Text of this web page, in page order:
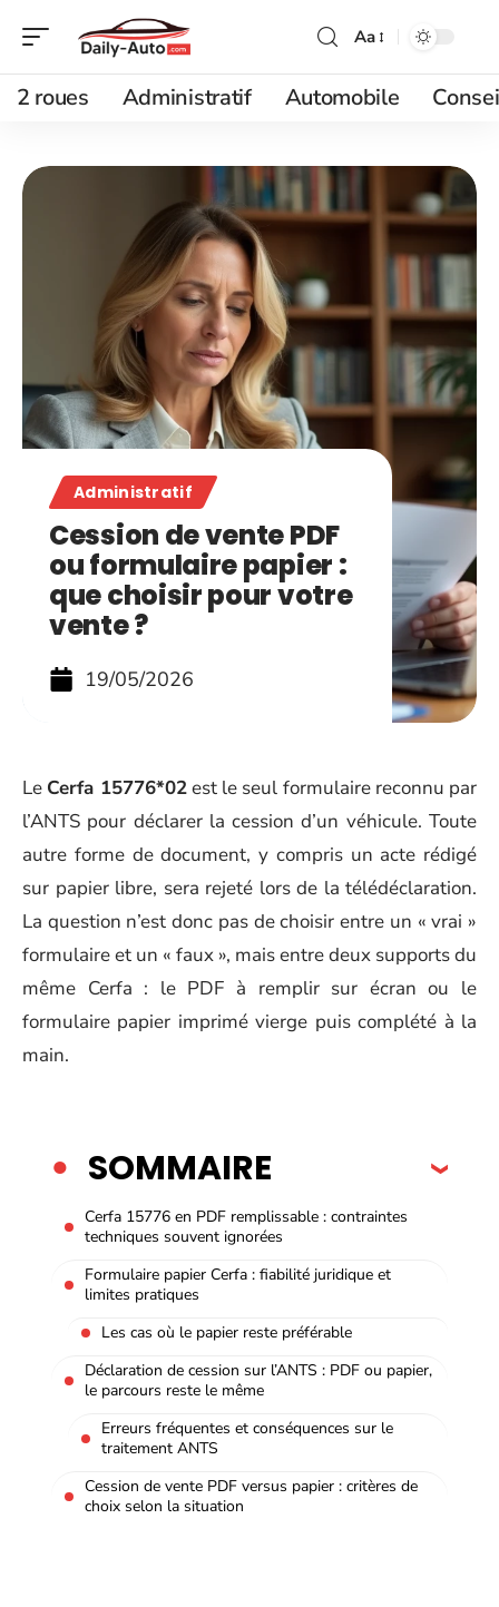
Aa
2 roues Administratif Automobile
Administratif
Cession de vente PDF
ou formulaire papier :
que choisir pour votre
vente ?
19/05/2026
Le Cerfa 15776*02est le seul formulaire reconnu par
l’ANTS pour déclarer la cession d’un véhicule. Toute
autre forme de document, y compris un acte rédigé
sur papier libre, sera rejeté lors de la télédéclaration.
La question n’est donc pas de choisir entre un « vrai »
formulaire et un « faux », mais entre deux supports du
même Cerfa : le PDF à remplir sur écran ou le
formulaire papier imprimé vierge puis complété à la
main.
SOMMAIRE
Cerfa 15776 en PDF remplissable : contraintes
techniques souvent ignorées
Formulaire papier Cerfa : fiabilité juridique et
limites pratiques
Les cas où le papier reste préférable
Déclaration de cession sur l’ANTS : PDF ou papier,
le parcours reste le même
Erreurs fréquentes et conséquences sur le
traitement ANTS
Cession de vente PDF versus papier : critères de
choix selon la situation